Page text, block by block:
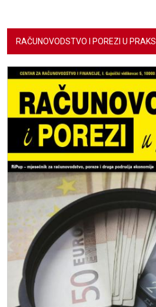
RAČUNOVODSTVO I POREZI U PRAKSI